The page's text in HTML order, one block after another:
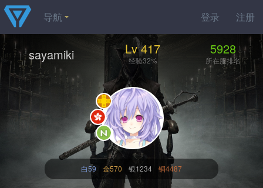
登录 注册
导航
sayamiki Lv 417
经验32%
5928
所在服排名
白59 金570 银1234 铜4487